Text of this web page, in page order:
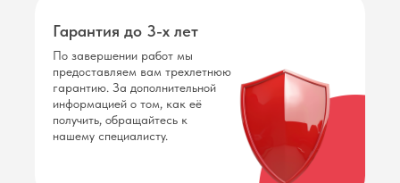
Гарантия до 3-х лет
По завершении работ мы
предоставляем вам трехлетнюю
гарантию. За дополнительной
информацией о том, как её
получить, обращайтесь к
нашему специалисту.